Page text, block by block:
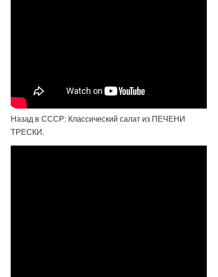
Назад в СССР: Классический салат из ПЕЧЕНИ
ТРЕСКИ.